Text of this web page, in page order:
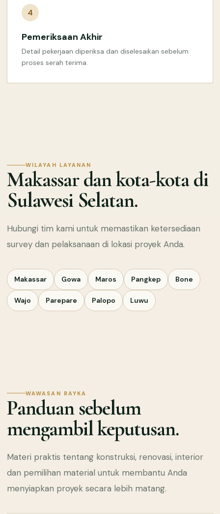
4
Pemeriksaan Akhir
Detail pekerjaan diperiksa dan diselesaikan sebelum
proses serah terima.
WILAYAH LAYANAN
Makassar dan kota-kota di
Sulawesi Selatan.
Hubungi tim kami untuk memastikan ketersediaan
survey dan pelaksanaan di lokasi proyek Anda.
Makassar Gowa Maros Pangkep Bone
Wajo Parepare Palopo Luwu
WAWASAN RAYKA
Panduan sebelum
mengambil keputusan.
Materi praktis tentang konstruksi, renovasi, interior
dan pemilihan material untuk membantu Anda
menyiapkan proyek secara lebih matang.